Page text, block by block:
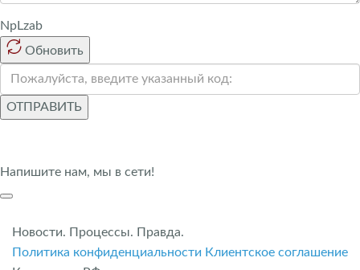
NpLzab
Обновить
ОТПРАВИТЬ
Напишите нам, мы в сети!
Новости. Процессы. Правда.
Политика конфиденциальности Клиентское соглашение